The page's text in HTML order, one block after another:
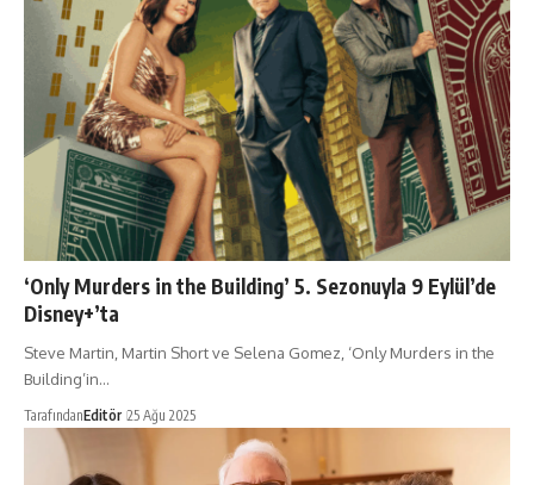
‘Only Murders in the Building’ 5. Sezonuyla 9 Eylül’de
Disney+’ta
Steve Martin, Martin Short ve Selena Gomez, ‘Only Murders in the
Building’in…
TarafındanEditör 25 Ağu 2025